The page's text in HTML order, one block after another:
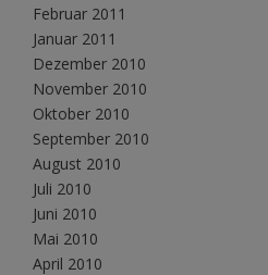
Februar 2011
Januar 2011
Dezember 2010
November 2010
Oktober 2010
September 2010
August 2010
Juli 2010
Juni 2010
Mai 2010
April 2010